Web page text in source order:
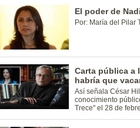
El poder de
Por: María del Pilar
Carta pública a
habría que
Así señala César
conocimiento
Trece" el 28 de